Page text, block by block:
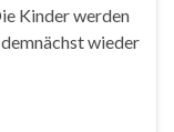
Kinder werden
wieder